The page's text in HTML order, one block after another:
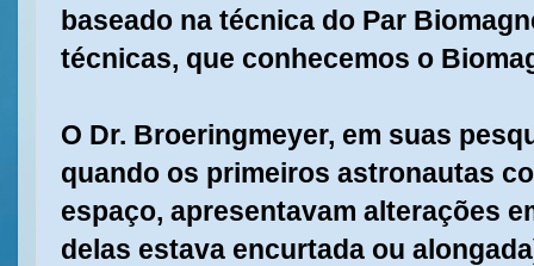
baseado na técnica do Par
técnicas, que conhecemos o
O Dr. Broeringmeyer, em suas
quando os primeiros astronautas
espaço, apresentavam alterações
delas estava encurtada ou